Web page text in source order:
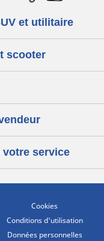
et utilitaire
scooter
votre service
Cookies
Conditions d'utilisation
Données personnelles